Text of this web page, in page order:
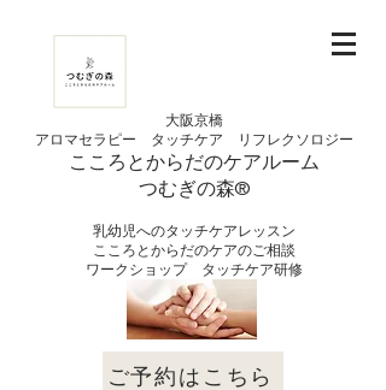
大阪京橋
アロマセラピー タッチケア
リフレクソロジー
こころとからだのケアルーム
つむぎの​森®︎
​乳幼児へのタッチケアレッスン
こころとからだのケアのご相談
​ワークショップ タッチケア研修
ご予約はこちら